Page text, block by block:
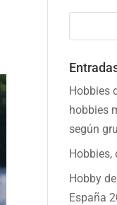
Hobbies
hobbies
según
Hobbies,
Hobby
España